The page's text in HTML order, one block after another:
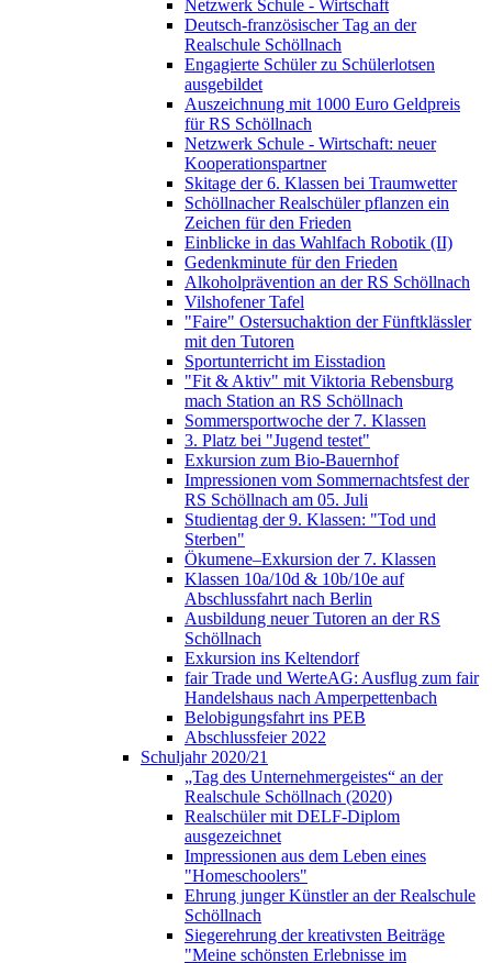
Netzwerk Schule - Wirtschaft
Deutsch-französischer Tag an der
Realschule Schöllnach
Engagierte Schüler zu Schülerlotsen
ausgebildet
Auszeichnung mit 1000 Euro Geldpreis
für RS Schöllnach
Netzwerk Schule - Wirtschaft: neuer
Kooperationspartner
Skitage der 6. Klassen bei Traumwetter
Schöllnacher Realschüler pflanzen ein
Zeichen für den Frieden
Einblicke in das Wahlfach Robotik (II)
Gedenkminute für den Frieden
Alkoholprävention an der RS Schöllnach
Vilshofener Tafel
"Faire" Ostersuchaktion der Fünftklässler
mit den Tutoren
Sportunterricht im Eisstadion
"Fit & Aktiv" mit Viktoria Rebensburg
mach Station an RS Schöllnach
Sommersportwoche der 7. Klassen
3. Platz bei "Jugend testet"
Exkursion zum Bio-Bauernhof
Impressionen vom Sommernachtsfest der
RS Schöllnach am 05. Juli
Studientag der 9. Klassen: "Tod und
Sterben"
Ökumene–Exkursion der 7. Klassen
Klassen 10a/10d & 10b/10e auf
Abschlussfahrt nach Berlin
Ausbildung neuer Tutoren an der RS
Schöllnach
Exkursion ins Keltendorf
fair Trade und WerteAG: Ausflug zum fair
Handelshaus nach Amperpettenbach
Belobigungsfahrt ins PEB
Abschlussfeier 2022
Schuljahr 2020/21
„Tag des Unternehmergeistes“ an der
Realschule Schöllnach (2020)
Realschüler mit DELF-Diplom
ausgezeichnet
Impressionen aus dem Leben eines
"Homeschoolers"
Ehrung junger Künstler an der Realschule
Schöllnach
Siegerehrung der kreativsten Beiträge
"Meine schönsten Erlebnisse im